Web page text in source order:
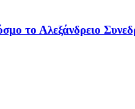
το Αλεξάνδρειο